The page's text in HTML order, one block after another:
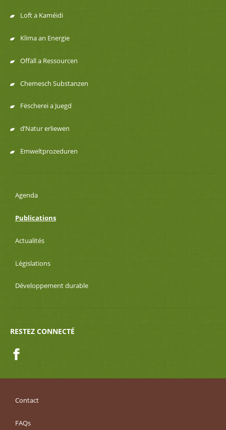
de
navigation
Loft a Kaméidi
Klima an Energie
Offäll a Ressourcen
Chemesch Substanzen
Fëscherei a Juegd
d’Natur erliewen
Emweltprozeduren
Agenda
Publications
Actualités
Législations
Développement durable
RESTEZ CONNECTÉ
Contact
FAQs